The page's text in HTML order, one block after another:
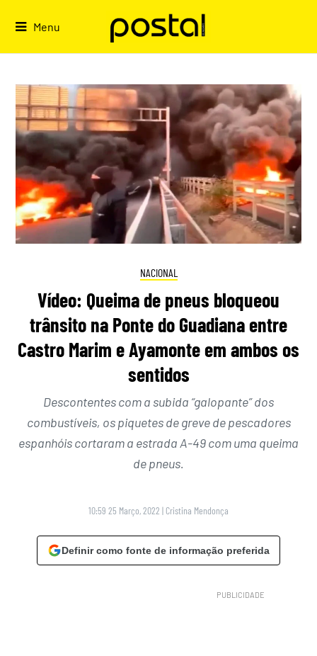
Menu
NACIONAL
Vídeo: Queima de pneus bloqueou
trânsito na Ponte do Guadiana entre
Castro Marim e Ayamonte em ambos os
sentidos
Descontentes com a subida “galopante” dos
combustíveis, os piquetes de greve de pescadores
espanhóis cortaram a estrada A-49 com uma queima
de pneus.
10:59 25 Março, 2022 | Cristina Mendonça
Definir como fonte de informação preferida